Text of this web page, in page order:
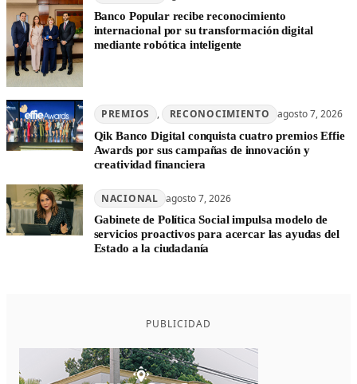
Banco Popular recibe reconocimiento
internacional por su transformación digital
mediante robótica inteligente
PREMIOS , RECONOCIMIENTO agosto 7, 2026
Qik Banco Digital conquista cuatro premios Effie
Awards por sus campañas de innovación y
creatividad financiera
NACIONAL agosto 7, 2026
Gabinete de Política Social impulsa modelo de
servicios proactivos para acercar las ayudas del
Estado a la ciudadanía
PUBLICIDAD